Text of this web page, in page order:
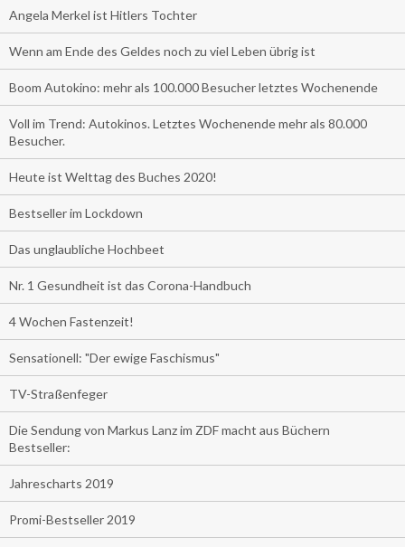
Angela Merkel ist Hitlers Tochter
Wenn am Ende des Geldes noch zu viel Leben übrig ist
Boom Autokino: mehr als 100.000 Besucher letztes Wochenende
Voll im Trend: Autokinos. Letztes Wochenende mehr als 80.000
Besucher.
Heute ist Welttag des Buches 2020!
Bestseller im Lockdown
Das unglaubliche Hochbeet
Nr. 1 Gesundheit ist das Corona-Handbuch
4 Wochen Fastenzeit!
Sensationell: "Der ewige Faschismus"
TV-Straßenfeger
Die Sendung von Markus Lanz im ZDF macht aus Büchern
Bestseller:
Jahrescharts 2019
Promi-Bestseller 2019